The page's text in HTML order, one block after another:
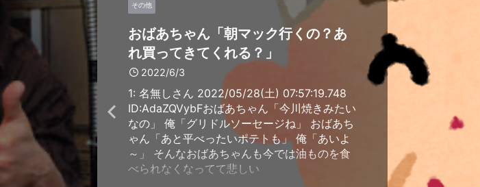
その他
おばあちゃん「朝マック行くの？あ
れ買ってきてくれる？」
2022/6/3
1: 名無しさん 2022/05/28(土) 07:57:19.748
ID:AdaZQVybFおばあちゃん「今川焼きみたい
なの」 俺「グリドルソーセージね」 おばあち
ゃん「あと平べったいポテトも」 俺「あいよ
～」 そんなおばあちゃんも今では油ものを食
べられなくなってて悲しい